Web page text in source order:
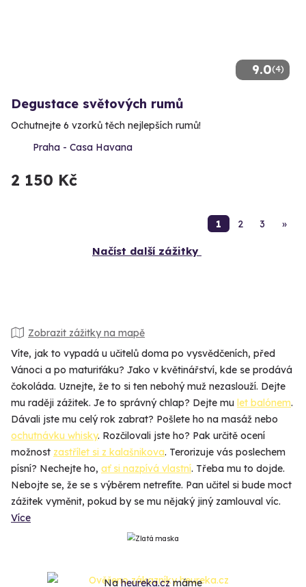
9.0(4)
Degustace světových rumů
Ochutnejte 6 vzorků těch nejlepších rumů!
Praha - Casa Havana
2 150 Kč
1 2 3 »
Načíst další zážitky
Zobrazit zážitky na mapě
Víte, jak to vypadá u učitelů doma po vysvědčeních, před
Vánoci a po maturiťáku? Jako v květinářství, kde se prodává
čokoláda. Uznejte, že to si ten nebohý muž nezaslouží. Dejte
mu raději zážitek. Je to správný chlap? Dejte mu let balónem.
Dávali jste mu celý rok zabrat? Pošlete ho na masáž nebo
ochutnávku whisky. Rozčilovali jste ho? Pak určitě ocení
možnost zastřílet si z kalašnikova. Terorizuje vás poslechem
písní? Nechejte ho, ať si nazpívá vlastní. Třeba mu to dojde.
Nebojte se, že se s výběrem netrefíte. Pan učitel si bude moct
zážitek vyměnit, pokud by se mu nějaký jiný zamlouval víc.
Více
Naheureka.czmáme